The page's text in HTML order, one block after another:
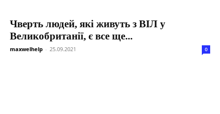
Чверть людей, які живуть з ВІЛ у
Великобританії, є все ще...
maxwelhelp - 25.09.2021 0